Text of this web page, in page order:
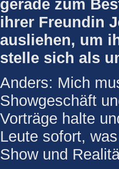
gerade zum
ihrer Freundin
ausliehen, um
stelle sich als
Anders: Mich
Showgeschäft
Vorträge halte
Leute sofort,
Show und